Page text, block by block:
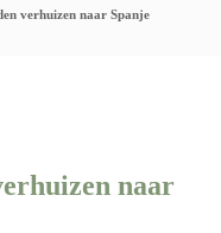
verhuizen naar Spanje
naar